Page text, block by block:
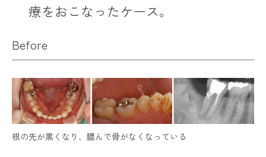
療をおこなったケース。
Before
根の先が黒くなり、膿んで骨がなくなっている